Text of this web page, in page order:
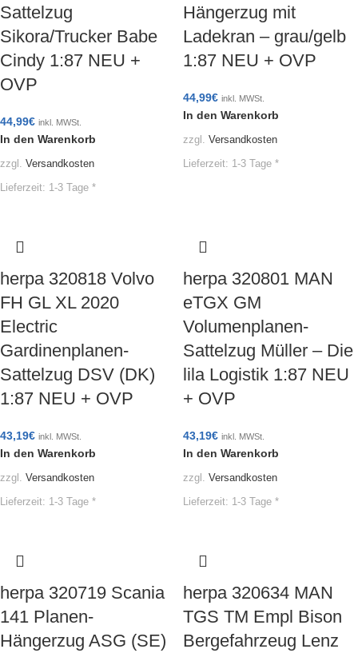
Sattelzug
Sikora/Trucker Babe
Cindy 1:87 NEU +
OVP
44,99€ inkl. MWSt.
In den Warenkorb
zzgl. Versandkosten
Lieferzeit: 1-3 Tage *
Hängerzug mit
Ladekran – grau/gelb
1:87 NEU + OVP
44,99€ inkl. MWSt.
In den Warenkorb
zzgl. Versandkosten
Lieferzeit: 1-3 Tage *
herpa 320818 Volvo
FH GL XL 2020
Electric
Gardinenplanen-
Sattelzug DSV (DK)
1:87 NEU + OVP
43,19€ inkl. MWSt.
In den Warenkorb
zzgl. Versandkosten
Lieferzeit: 1-3 Tage *
herpa 320801 MAN
eTGX GM
Volumenplanen-
Sattelzug Müller – Die
lila Logistik 1:87 NEU
+ OVP
43,19€ inkl. MWSt.
In den Warenkorb
zzgl. Versandkosten
Lieferzeit: 1-3 Tage *
herpa 320719 Scania
141 Planen-
Hängerzug ASG (SE)
herpa 320634 MAN
TGS TM Empl Bison
Bergefahrzeug Lenz